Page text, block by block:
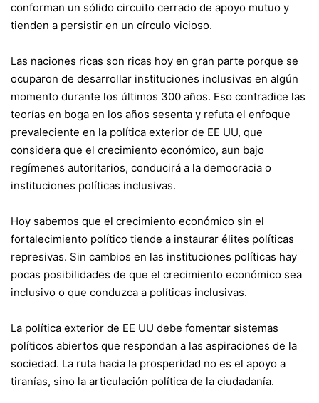
conforman un sólido circuito cerrado de apoyo mutuo y
tienden a persistir en un círculo vicioso.
Las naciones ricas son ricas hoy en gran parte porque se
ocuparon de desarrollar instituciones inclusivas en algún
momento durante los últimos 300 años. Eso contradice las
teorías en boga en los años sesenta y refuta el enfoque
prevaleciente en la política exterior de EE UU, que
considera que el crecimiento económico, aun bajo
regímenes autoritarios, conducirá a la democracia o
instituciones políticas inclusivas.
Hoy sabemos que el crecimiento económico sin el
fortalecimiento político tiende a instaurar élites políticas
represivas. Sin cambios en las instituciones políticas hay
pocas posibilidades de que el crecimiento económico sea
inclusivo o que conduzca a políticas inclusivas.
La política exterior de EE UU debe fomentar sistemas
políticos abiertos que respondan a las aspiraciones de la
sociedad. La ruta hacia la prosperidad no es el apoyo a
tiranías, sino la articulación política de la ciudadanía.